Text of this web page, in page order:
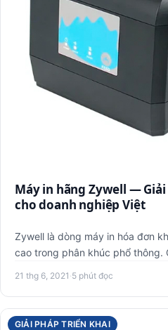
Máy in hãng Zywell —
cho doanh nghiệp Việt
Zywell là dòng máy in hóa đơn
cao trong phân khúc phổ thông.
21 thg 6, 2021 ·5 phút đọc
GIẢI PHÁP TRIỂN KHAI